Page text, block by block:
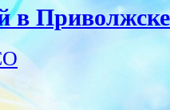
в Приволжске